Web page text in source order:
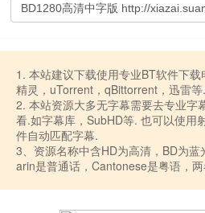
1. 本站建议下载使用专业BT软件下
精灵，uTorrent，qBittorrent，迅雷等.
2. 本站资源大多无字幕需要去专业字
看.如字幕库，SubHD等. 也可以使用
件自动匹配字幕.
3、资源名称中含HD为高清，BD为
arin是普通话，Cantonese是粤语，两